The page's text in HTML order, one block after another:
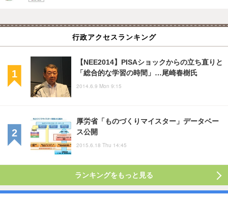
行政アクセスランキング
【NEE2014】PISAショックからの立ち直りと
「総合的な学習の時間」…尾崎春樹氏
2014.6.9 Mon 9:15
厚労省「ものづくりマイスター」データベー
ス公開
2015.6.18 Thu 14:45
ランキングをもっと見る